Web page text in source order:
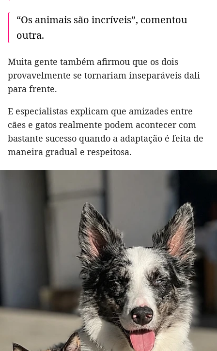
“Os animais são incríveis”, comentou
outra.
Muita gente também afirmou que os dois
provavelmente se tornariam inseparáveis dali
para frente.
E especialistas explicam que amizades entre
cães e gatos realmente podem acontecer com
bastante sucesso quando a adaptação é feita de
maneira gradual e respeitosa.